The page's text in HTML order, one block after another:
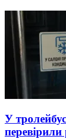
У
перевірили